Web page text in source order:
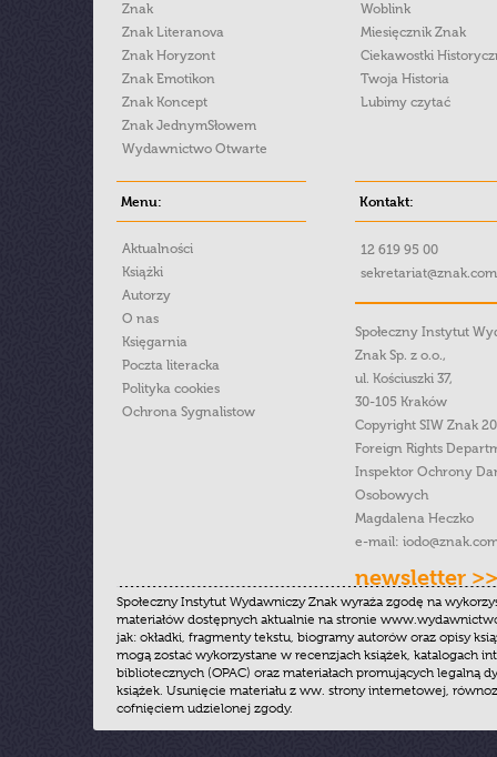
Znak
Znak Literanova
Znak Horyzont
Znak Emotikon
Znak Koncept
Znak JednymSłowem
Wydawnictwo Otwarte
Woblink
Miesięcznik Znak
Ciekawostki
Twoja Historia
Lubimy czytać
Menu:
Aktualności
Książki
Autorzy
O nas
Księgarnia
Poczta literacka
Polityka cookies
Ochrona Sygnalistow
Kontakt:
12 619 95 00
Społeczny Instytut
Znak Sp. z o.o.,
ul. Kościuszki 37,
30-105 Kraków
Copyright SIW Znak
Foreign Rights
Inspektor Ochrony
Osobowych
Magdalena Heczko
e-mail:
newsletter >>
Społeczny Instytut Wydawniczy Znak wyraża zgodę na
materiałów dostępnych aktualnie na stronie
jak: okładki, fragmenty tekstu, biogramy autorów oraz opisy
mogą zostać wykorzystane w recenzjach książek, katalogach
bibliotecznych (OPAC) oraz materiałach promujących legalną
książek. Usunięcie materiału z ww. strony internetowej,
cofnięciem udzielonej zgody.